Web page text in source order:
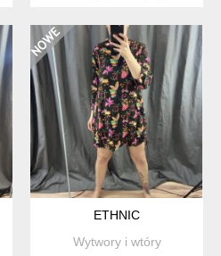
ETHNIC
Wytwory i wtóry